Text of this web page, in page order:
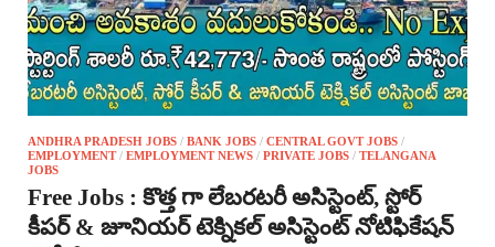
ANDHRA PRADESH JOBS / BANK JOBS / CENTRAL GOVT JOBS /
EMPLOYMENT/ EMPLOYMENT NEWS / PRIVATE JOBS / TELANGANA
JOBS
Free Jobs : కొత్త గా లేబరటరీ అసిస్టెంట్, స్టోర్
కీపర్ & జూనియర్ టెక్నికల్ అసిస్టెంట్ నోటిఫికేషన్